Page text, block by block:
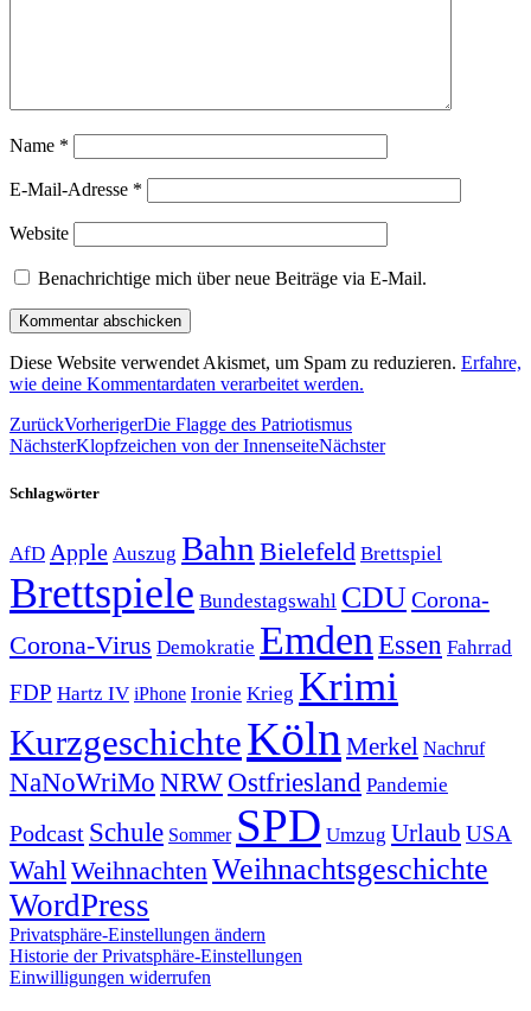
Name *
E-Mail-Adresse *
Website
Benachrichtige mich über neue Beiträge via E-Mail.
Diese Website verwendet Akismet, um Spam zu reduzieren. Erfahre,
wie deine Kommentardaten verarbeitet werden.
ZurückVorherigerDie Flagge des Patriotismus
NächsterKlopfzeichen von der InnenseiteNächster
Schlagwörter
AfD Apple Auszug Bahn Bielefeld Brettspiel
Brettspiele Bundestagswahl CDUCorona-
Corona-Virus Demokratie Emden Essen Fahrrad
FDP Hartz IV iPhone Ironie Krieg Krimi
KurzgeschichteKöln Merkel Nachruf
NaNoWriMo NRWOstfriesland Pandemie
Podcast Schule Sommer SPD Umzug Urlaub USA
Wahl Weihnachten Weihnachtsgeschichte
WordPress
Privatsphäre-Einstellungen ändern
Historie der Privatsphäre-Einstellungen
Einwilligungen widerrufen